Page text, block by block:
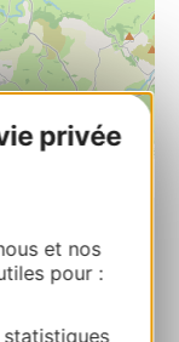
privée
et nos
pour :